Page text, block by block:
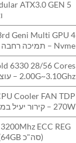
Geni Multi GPU 4
Nvme – תמיכה רחבה
6330 28/56 Cores
2.00G~3.10Ghz – עוצמה בלתי מתפשרת
Cooler FAN TDP
270W – קירור יעיל במיוחד
ECC REG
(סה"כ 64GB) – אמינות ומהירות